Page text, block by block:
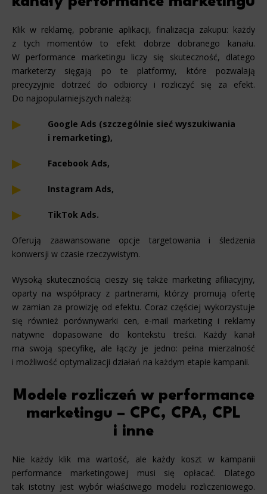
Klik w reklamę, pobranie aplikacji, finalizacja zakupu: każdy
z tych momentów to efekt dobrze dobranego kanału.
W performance marketingu liczy się skuteczność, dlatego
marketerzy sięgają po te platformy, które pozwalają
precyzyjnie dotrzeć do odbiorcy i rozliczyć się za efekt.
Do najpopularniejszych należą:
Google Ads (szczególnie sieć wyszukiwania
i remarketing),
Facebook Ads,
Instagram Ads,
TikTok Ads.
Oferują zaawansowane opcje targetowania i śledzenia
konwersji w czasie rzeczywistym.
Wysoką skutecznością cieszy się także marketing afiliacyjny,
oparty na współpracy z partnerami, którzy promują ofertę
w zamian za prowizję od efektu. Coraz częściej wykorzystuje
się również porównywarki cen, e-mail marketing i reklamy
natywne dopasowane do kontekstu treści. Każdy kanał
ma swoją specyfikę, ale łączy je jedno: pełna mierzalność
i możliwość optymalizacji działań na każdym etapie kampanii.
Modele rozliczeń w performance
marketingu – CPC, CPA, CPL
i inne
Nie każdy klik ma wartość, ale każdy koszt w kampanii
performance marketingowej musi się opłacać. Dlatego
tak istotny jest wybór właściwego modelu rozliczeniowego.